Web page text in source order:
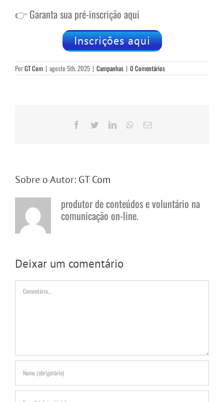
👉 Garanta sua pré-inscrição aqui
Inscrições aqui
PorGT Com | agosto 5th, 2025 | Campanhas | 0 Comentários
Facebook
TwitterLinkedInWhatsApp
E-
Sobre o Autor: GT Com
produtor de conteúdos e voluntário na
comunicação on-line.
Deixar um comentário
Comentário